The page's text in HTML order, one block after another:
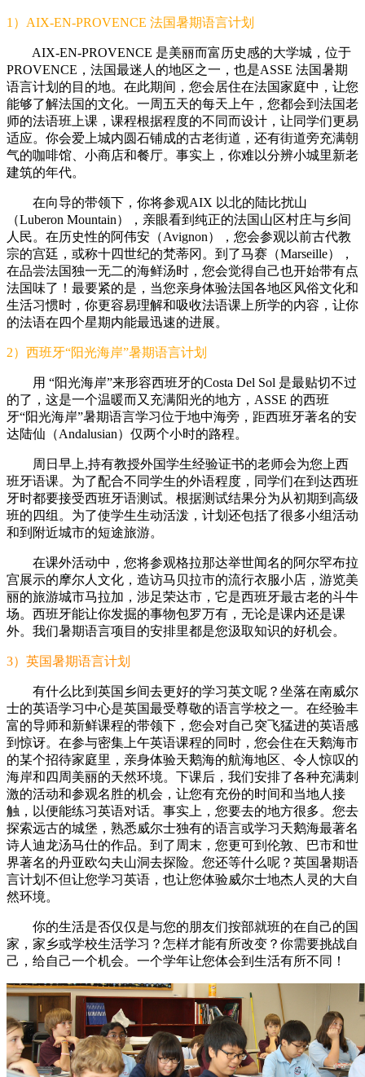
1）AIX-EN-PROVENCE 法国暑期语言计划
AIX-EN-PROVENCE 是美丽而富历史感的大学城，位于
PROVENCE，法国最迷人的地区之一，也是ASSE 法国暑期
语言计划的目的地。在此期间，您会居住在法国家庭中，让您
能够了解法国的文化。一周五天的每天上午，您都会到法国老
师的法语班上课，课程根据程度的不同而设计，让同学们更易
适应。你会爱上城内圆石铺成的古老街道，还有街道旁充满朝
气的咖啡馆、小商店和餐厅。事实上，你难以分辨小城里新老
建筑的年代。
在向导的带领下，你将参观AIX 以北的陆比扰山
（Luberon Mountain），亲眼看到纯正的法国山区村庄与乡间
人民。在历史性的阿伟安（Avignon），您会参观以前古代教
宗的宫廷，或称十四世纪的梵蒂冈。到了马赛（Marseille），
在品尝法国独一无二的海鲜汤时，您会觉得自己也开始带有点
法国味了！最要紧的是，当您亲身体验法国各地区风俗文化和
生活习惯时，你更容易理解和吸收法语课上所学的内容，让你
的法语在四个星期内能最迅速的进展。
2）西班牙“阳光海岸”暑期语言计划
用 “阳光海岸”来形容西班牙的Costa Del Sol 是最贴切不过
的了，这是一个温暖而又充满阳光的地方，ASSE 的西班
牙“阳光海岸”暑期语言学习位于地中海旁，距西班牙著名的安
达陆仙（Andalusian）仅两个小时的路程。
周日早上,持有教授外国学生经验证书的老师会为您上西
班牙语课。为了配合不同学生的外语程度，同学们在到达西班
牙时都要接受西班牙语测试。根据测试结果分为从初期到高级
班的四组。为了使学生生动活泼，计划还包括了很多小组活动
和到附近城市的短途旅游。
在课外活动中，您将参观格拉那达举世闻名的阿尔罕布拉
宫展示的摩尔人文化，造访马贝拉市的流行衣服小店，游览美
丽的旅游城市马拉加，涉足荣达市，它是西班牙最古老的斗牛
场。西班牙能让你发掘的事物包罗万有，无论是课内还是课
外。我们暑期语言项目的安排里都是您汲取知识的好机会。
3）英国暑期语言计划
有什么比到英国乡间去更好的学习英文呢？坐落在南威尔
士的英语学习中心是英国最受尊敬的语言学校之一。在经验丰
富的导师和新鲜课程的带领下，您会对自己突飞猛进的英语感
到惊讶。在参与密集上午英语课程的同时，您会住在天鹅海市
的某个招待家庭里，亲身体验天鹅海的航海地区、令人惊叹的
海岸和四周美丽的天然环境。下课后，我们安排了各种充满刺
激的活动和参观名胜的机会，让您有充份的时间和当地人接
触，以便能练习英语对话。事实上，您要去的地方很多。您去
探索远古的城堡，熟悉威尔士独有的语言或学习天鹅海最著名
诗人迪龙汤马仕的作品。到了周末，您更可到伦敦、巴市和世
界著名的丹亚欧勾夫山洞去探险。您还等什么呢？英国暑期语
言计划不但让您学习英语，也让您体验威尔士地杰人灵的大自
然环境。
你的生活是否仅仅是与您的朋友们按部就班的在自己的国
家，家乡或学校生活学习？怎样才能有所改变？你需要挑战自
己，给自己一个机会。一个学年让您体会到生活有所不同！